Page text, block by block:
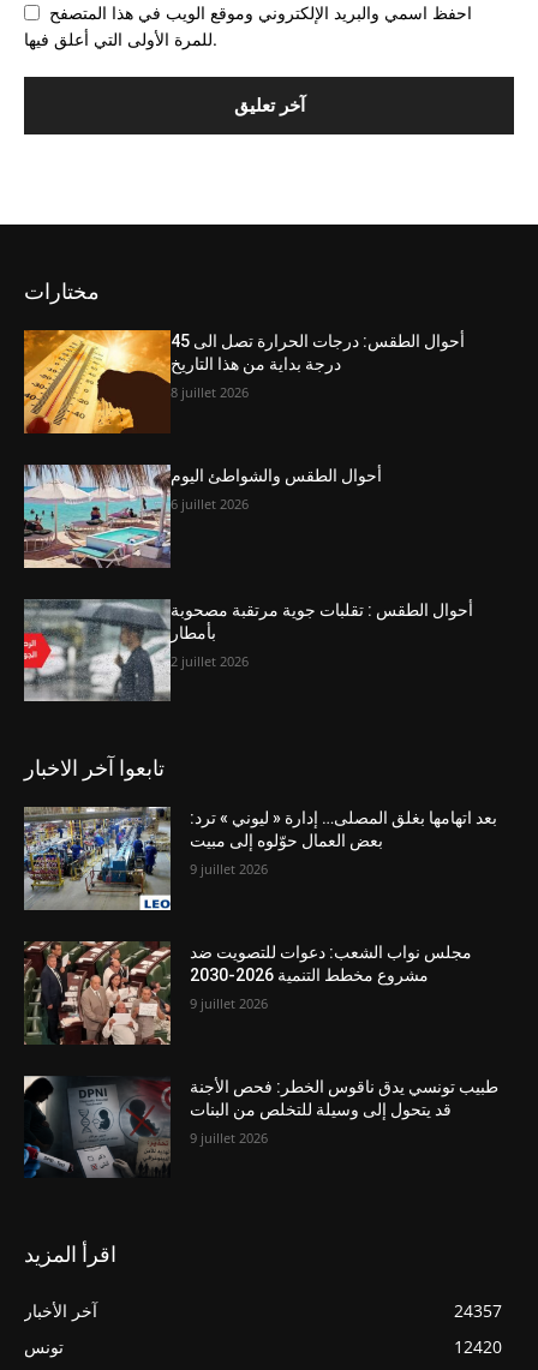
احفظ اسمي والبريد الإلكتروني وموقع الويب في هذا المتصفح
للمرة الأولى التي أعلق فيها.
مختارات
أحوال الطقس: درجات الحرارة تصل الى 45
درجة بداية من هذا التاريخ
8 juillet 2026
أحوال الطقس والشواطئ اليوم
6 juillet 2026
أحوال الطقس : تقلبات جوية مرتقبة مصحوبة
بأمطار
2 juillet 2026
تابعوا آخر الاخبار
بعد اتهامها بغلق المصلى… إدارة « ليوني » ترد:
بعض العمال حوّلوه إلى مبيت
9 juillet 2026
مجلس نواب الشعب: دعوات للتصويت ضد
مشروع مخطط التنمية 2026-2030
9 juillet 2026
طبيب تونسي يدق ناقوس الخطر: فحص الأجنة
قد يتحول إلى وسيلة للتخلص من البنات
9 juillet 2026
اقرأ المزيد
آخر الأخبار
24357
تونس
12420